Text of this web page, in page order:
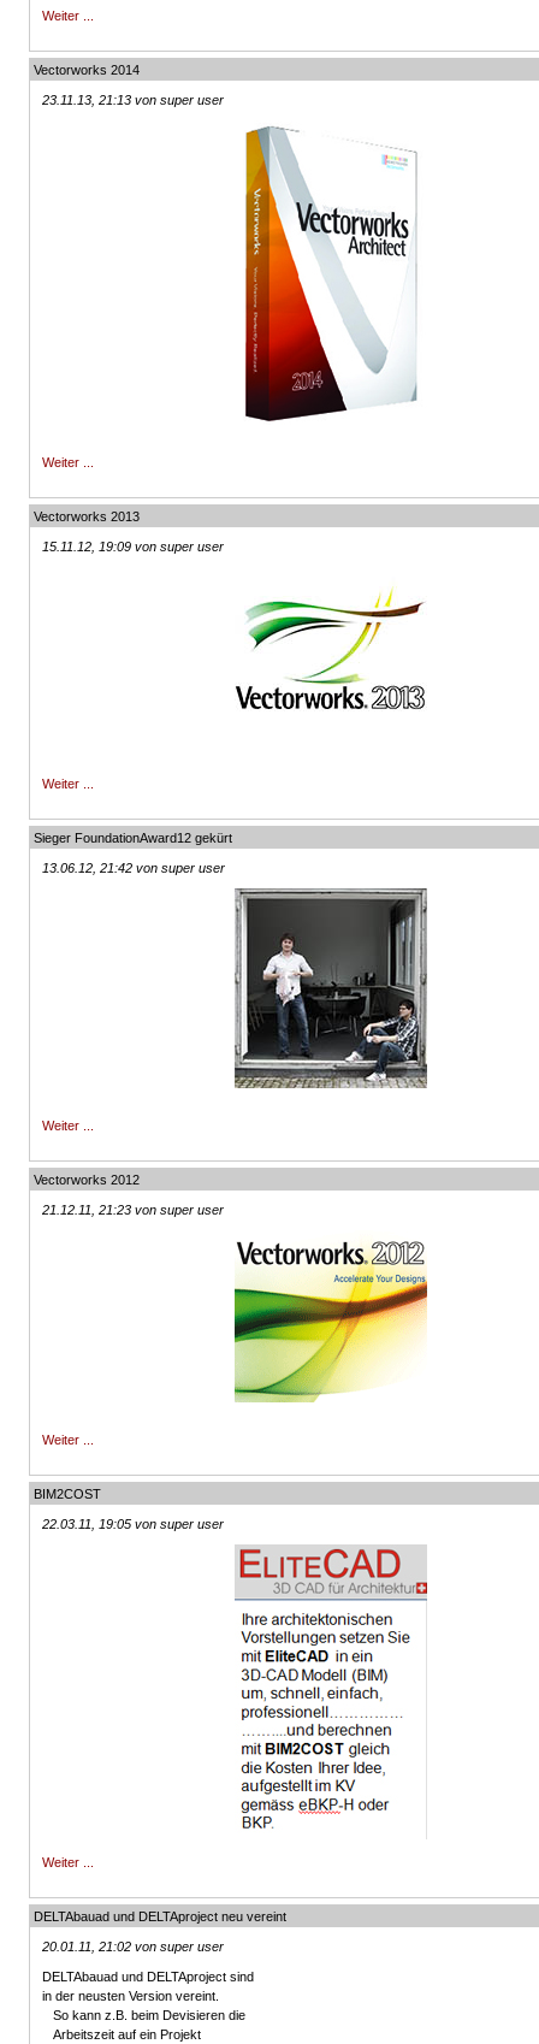
Weiter ...
Vectorworks 2014
23.11.13, 21:13 von super user
Weiter ...
Vectorworks 2013
15.11.12, 19:09 von super user
Weiter ...
Sieger FoundationAward12 gekürt
13.06.12, 21:42 von super user
Weiter ...
Vectorworks 2012
21.12.11, 21:23 von super user
Weiter ...
BIM2COST
22.03.11, 19:05 von super user
Weiter ...
DELTAbauad und DELTAproject neu vereint
20.01.11, 21:02 von super user
DELTAbauad und DELTAproject sind
in der neusten Version vereint.
So kann z.B. beim Devisieren die
Arbeitszeit auf ein Projekt